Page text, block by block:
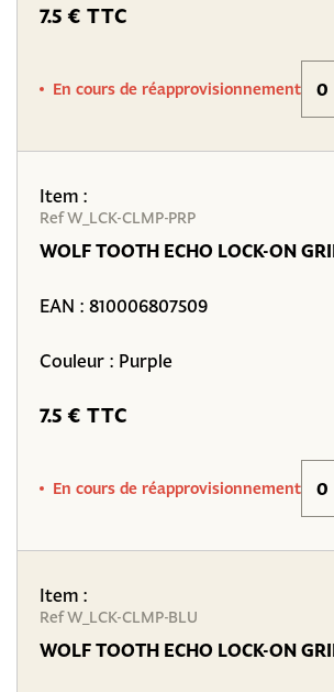
7.5 € TTC
En cours de réapprovisionnement
Item :
Ref W_LCK-CLMP-PRP
WOLF TOOTH ECHO LOCK-ON
EAN : 810006807509
Couleur : Purple
7.5 € TTC
En cours de réapprovisionnement
Item :
Ref W_LCK-CLMP-BLU
WOLF TOOTH ECHO LOCK-ON